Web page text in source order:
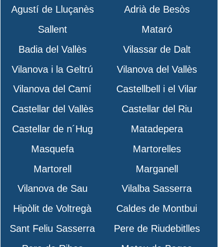
Agustí de Lluçanès
Adrià de Besòs
Sallent
Mataró
Badia del Vallès
Vilassar de Dalt
Vilanova i la Geltrú
Vilanova del Vallès
Vilanova del Camí
Castellbell i el Vilar
Castellar del Vallès
Castellar del Riu
Castellar de n´Hug
Matadepera
Masquefa
Martorelles
Martorell
Marganell
Vilanova de Sau
Vilalba Sasserra
Hipòlit de Voltregà
Caldes de Montbui
Sant Feliu Sasserra
Pere de Riudebitlles